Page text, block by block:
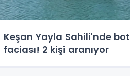
Keşan Yayla Sahili'nde bot
faciası! 2 kişi aranıyor